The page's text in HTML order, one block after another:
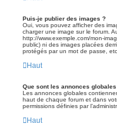
Puis-je publier des images ?
Oui, vous pouvez afficher des
charger une image sur le forum.
http://www.exemple.com/mon-
public) ni des images placées
protégés par un mot de passe,
Haut
Que sont les annonces
Les annonces globales
haut de chaque forum et dans
permissions définies par
Haut